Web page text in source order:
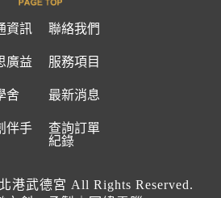
資訊 聯絡我們
廣益 服務項目
舍 最新消息
伴手
查詢訂單
紀錄
港武德宮 All Rights Reserved.